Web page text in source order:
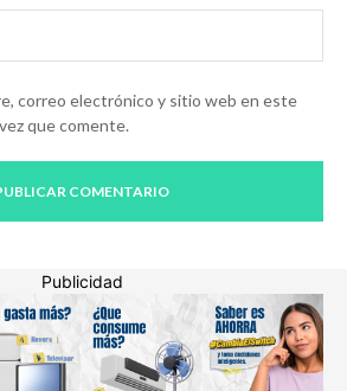
correo electrónico y sitio web en este
que comente.
Publicidad